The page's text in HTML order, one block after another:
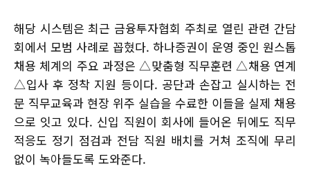
해당 시스템은 최근 금융투자협회 주최로 열린 관련 간담
회에서 모범 사례로 꼽혔다. 하나증권이 운영 중인 원스톱
채용 체계의 주요 과정은 △맞춤형 직무훈련 △채용 연계
△입사 후 정착 지원 등이다. 공단과 손잡고 실시하는 전
문 직무교육과 현장 위주 실습을 수료한 이들을 실제 채용
으로 잇고 있다. 신입 직원이 회사에 들어온 뒤에도 직무
적응도 정기 점검과 전담 직원 배치를 거쳐 조직에 무리
없이 녹아들도록 도와준다.